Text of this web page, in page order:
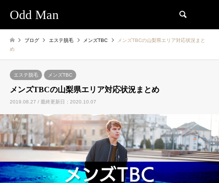
Odd Man
ブログ エステ脱毛 メンズTBC
メンズTBCの山梨県エリア対応状況まと
め
エステ脱毛 メンズTBC
メンズTBCの山梨県エリア対応状況まとめ
2019.08.27 / 最終更新日：2020.10.07